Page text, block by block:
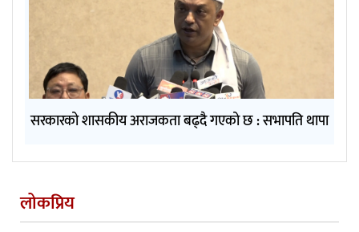
सरकारको शासकीय अराजकता बढ्दै गएको छ : सभापति थापा
लोकप्रिय